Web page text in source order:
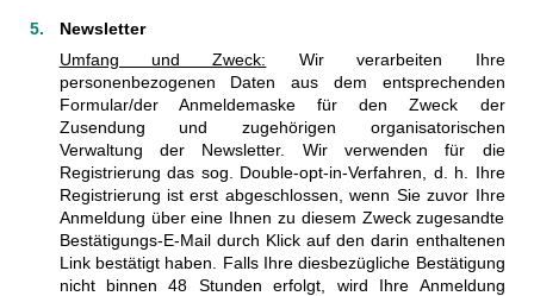
Newsletter
Umfang und Zweck: Wir verarbeiten Ihre
personenbezogenen Daten aus dem entsprechenden
Formular/der Anmeldemaske für den Zweck der
Zusendung und zugehörigen organisatorischen
Verwaltung der Newsletter. Wir verwenden für die
Registrierung das sog. Double-opt-in-Verfahren, d. h. Ihre
Registrierung ist erst abgeschlossen, wenn Sie zuvor Ihre
Anmeldung über eine Ihnen zu diesem Zweck zugesandte
Bestätigungs-E-Mail durch Klick auf den darin enthaltenen
Link bestätigt haben. Falls Ihre diesbezügliche Bestätigung
nicht binnen 48 Stunden erfolgt, wird Ihre Anmeldung